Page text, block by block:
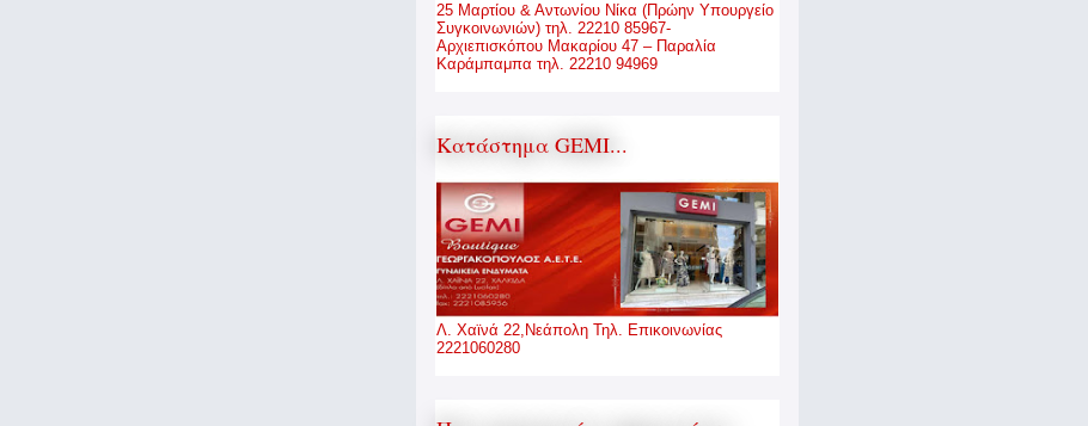
25 Μαρτίου & Αντωνίου Νίκα (Πρώην Υπουργείο
Συγκοινωνιών) τηλ. 22210 85967-
Αρχιεπισκόπου Μακαρίου 47 – Παραλία
Καράμπαμπα τηλ. 22210 94969
Κατάστημα GEMI...
Λ. Χαϊνά 22,Νεάπολη Τηλ. Επικοινωνίας
2221060280